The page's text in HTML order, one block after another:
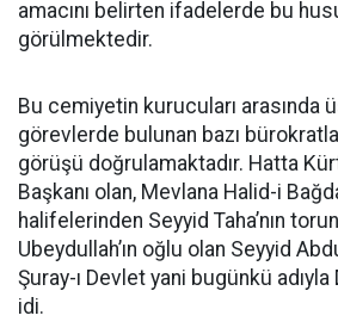
amacını belirten ifadelerde bu
görülmektedir.
Bu cemiyetin kurucuları arasında
görevlerde bulunan bazı
görüşü doğrulamaktadır. Hatta
Başkanı olan, Mevlana Halid-i
halifelerinden Seyyid Taha’nın
Ubeydullah’ın oğlu olan Seyyid
Şuray-ı Devlet yani bugünkü adıyla
idi.